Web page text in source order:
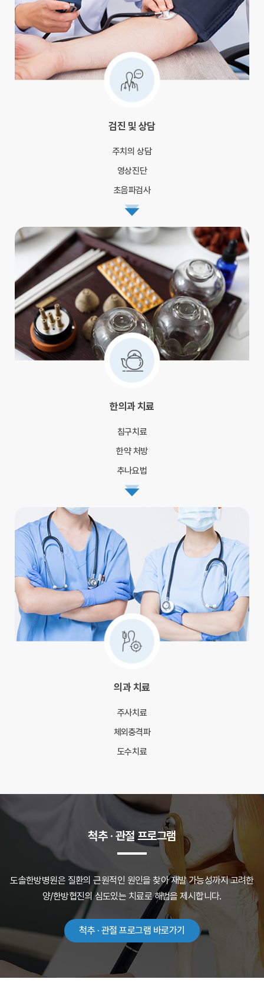
검진 및 상담
주치의 상담
영상진단
초음파검사
한의과 치료
침구치료
한약 처방
추나요법
의과 치료
주사치료
체외충격파
도수치료
척추 · 관절 프로그램
도솔한방병원은 질환의 근원적인 원인을 찾아 재발 가능성까지 고려한
양/한방협진의 심도있는 치료로 해법을 제시합니다.
척추 · 관절 프로그램 바로가기